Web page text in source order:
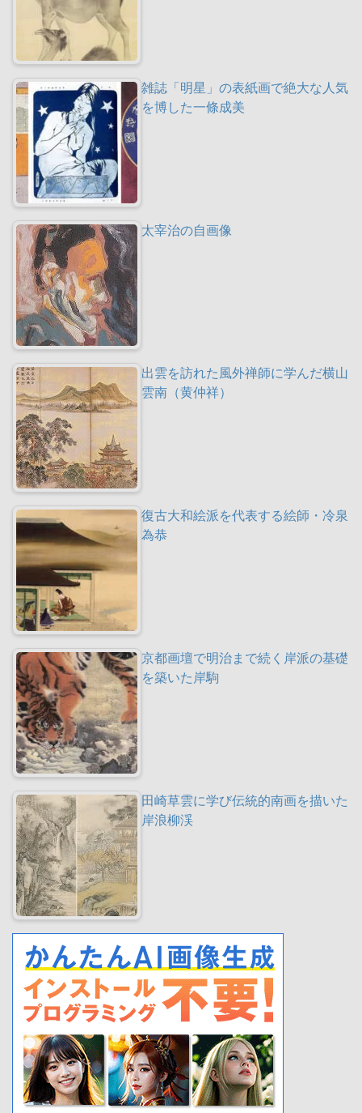
雑誌「明星」の表紙画で絶大な人気
を博した一條成美
太宰治の自画像
出雲を訪れた風外禅師に学んだ横山
雲南（黄仲祥）
復古大和絵派を代表する絵師・冷泉
為恭
京都画壇で明治まで続く岸派の基礎
を築いた岸駒
田崎草雲に学び伝統的南画を描いた
岸浪柳渓